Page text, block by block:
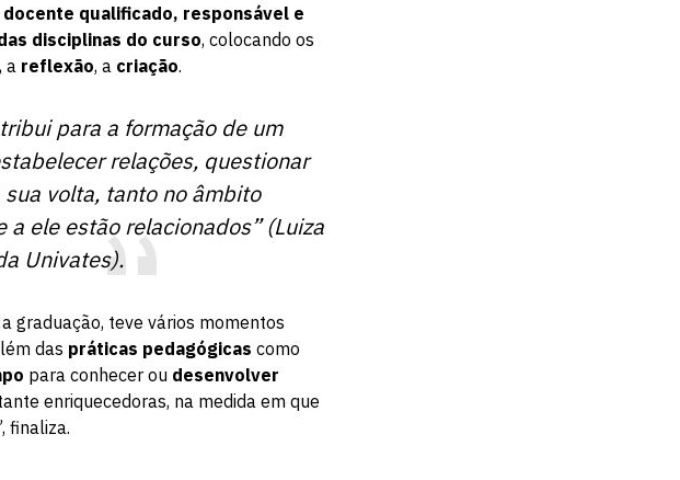
qualificado, responsável e
disciplinas do curso, colocando os
, a reflexão, a criação.
para a formação de um
relações, questionar
volta, tanto no âmbito
ele estão relacionados” (Luiza
Univates).
graduação, teve vários momentos
das práticas pedagógicas como
para conhecer ou desenvolver
enriquecedoras, na medida em que
finaliza.